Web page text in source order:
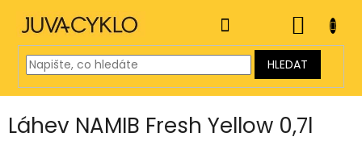
obsah
HLEDAT
KOŠÍK
Láhev NAMIB Fresh Yellow 0,7l